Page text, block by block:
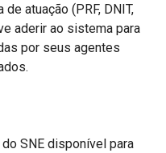
atuação (PRF, DNIT,
aderir ao sistema para
por seus agentes
SNE disponível para